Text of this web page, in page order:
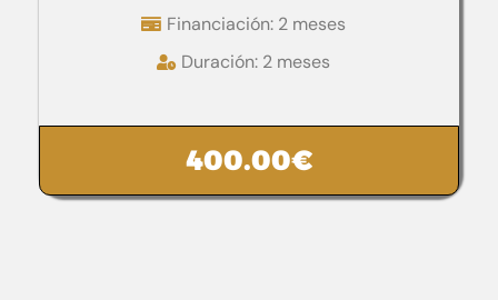
Financiación: 2 meses
Duración: 2 meses
400.00€